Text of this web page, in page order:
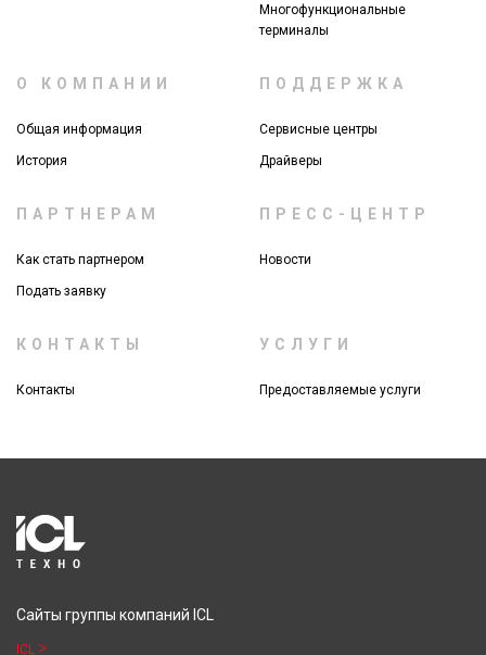
Многофункциональные
терминалы
О КОМПАНИИ
Общая информация
История
ПОДДЕРЖКА
Сервисные центры
Драйверы
ПАРТНЕРАМ
Как стать партнером
Подать заявку
ПРЕСС-ЦЕНТР
Новости
КОНТАКТЫ
Контакты
УСЛУГИ
Предоставляемые услуги
Сайты группы компаний ICL
ICL